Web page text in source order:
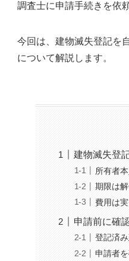
調査士に申請手続きを依
今回は、建物滅失登記を
について解説します。
建物滅失登
所有者
期限は
費用は
申請前に確
登記済
申請者